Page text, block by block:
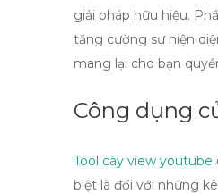
giải pháp hữu hiệu.
tăng cường sự hiện
mang lại cho bạn
Công dụng
Tool cày view youtube
biệt là đối với những